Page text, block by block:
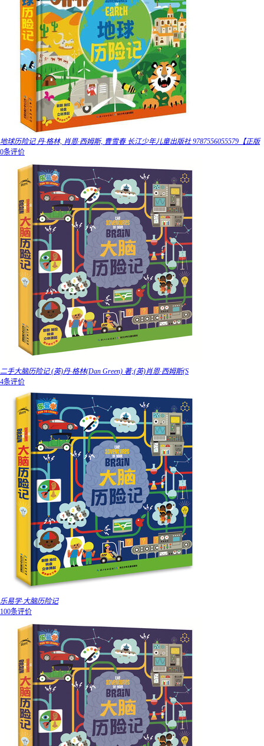
地球历险记 丹·格林, 肖恩·西姆斯, 曹雪春 长江少年儿童出版社 9787556055579【正版
0条评价
二手大脑历险记 (英)丹·格林(Dan Green) 著;(英)肖恩·西姆斯(S
4条评价
乐易学·大脑历险记
100条评价